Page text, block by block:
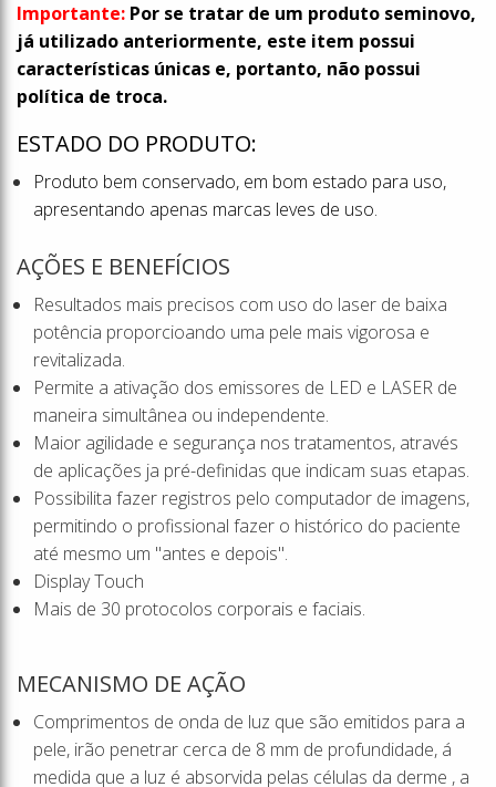
Importante: Por se tratar de um produto seminovo,
já utilizado anteriormente, este item possui
características únicas e, portanto, não possui
política de troca.
ESTADO DO PRODUTO:
Produto bem conservado, em bom estado para uso,
apresentando apenas marcas leves de uso.
AÇÕES E BENEFÍCIOS
Resultados mais precisos com uso do laser de baixa
potência proporcioando uma pele mais vigorosa e
revitalizada.
Permite a ativação dos emissores de LED e LASER de
maneira simultânea ou independente.
Maior agilidade e segurança nos tratamentos, através
de aplicações ja pré-definidas que indicam suas etapas.
Possibilita fazer registros pelo computador de imagens,
permitindo o profissional fazer o histórico do paciente
até mesmo um "antes e depois".
Display Touch
Mais de 30 protocolos corporais e faciais.
MECANISMO DE AÇÃO
Comprimentos de onda de luz que são emitidos para a
pele, irão penetrar cerca de 8 mm de profundidade, á
medida que a luz é absorvida pelas células da derme , a